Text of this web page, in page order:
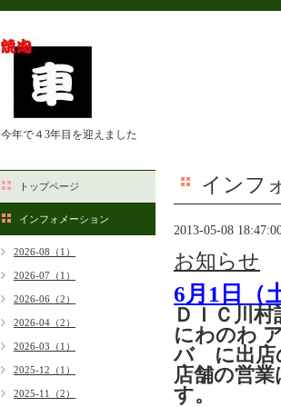
今年で４3年目を迎えました
インフ
2013-05-08
お知らせ
6月1日（
ＤＩＣ川
にわのわ
バ に出店
店舗の営
す。
トップページ
インフォメーション
2026-08（1）
2026-07（1）
2026-06（2）
2026-04（2）
2026-03（1）
2025-12（1）
2025-11（2）